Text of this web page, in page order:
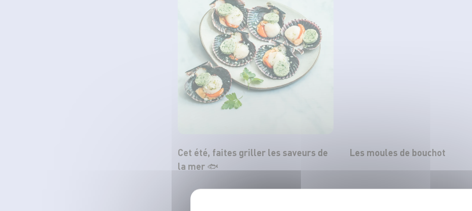
Cet été, faites griller les saveurs de
la mer 🐟
Les moules de bouchot